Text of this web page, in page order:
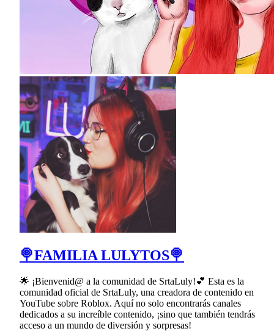
🍭FAMILIA LULYTOS🍭
🌟 ¡Bienvenid@ a la comunidad de SrtaLuly!💕 Esta es la
comunidad oficial de SrtaLuly, una creadora de contenido en
YouTube sobre Roblox. Aquí no solo encontrarás canales
dedicados a su increíble contenido, ¡sino que también tendrás
acceso a un mundo de diversión y sorpresas!